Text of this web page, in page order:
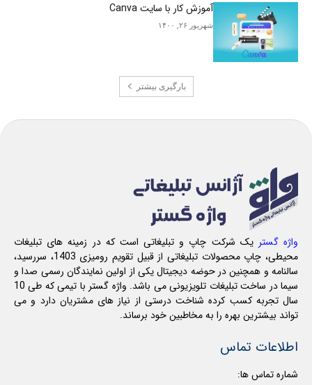
آموزش کار با سایت Canva
شهریور ۲۶, ۱۴۰۰
بارگیری بیشتر
واژه گستر یک شرکت چاپ و تبلیغاتی است که در زمینه های تبلیغات
محیطی، چاپ محصولات تبلیغاتی از قبیل تقویم رومیزی 1403، سررسید،
سالنامه و همچنین در حوضه دیجیتال یکی از اولین نمایندگان رسمی صدا و
سیما در ساخت تبلیغات تلویزیونی می باشد. واژه گستر با تیمی که طی 10
سال تجربه کسب کرده شناخت درستی از نیاز های مشتریان دارد و می
تواند بیشترین بهره را به مخاطبین خود برساند.
اطلاعات تماس
شماره تماس ها: